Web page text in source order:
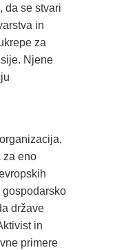
da se stvari
in
za
Njene
za eno
gospodarsko
države
in
primere